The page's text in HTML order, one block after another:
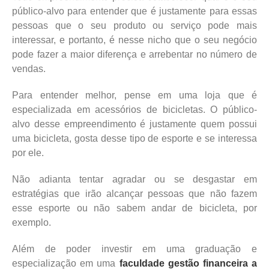
público-alvo para entender que é justamente para essas
pessoas que o seu produto ou serviço pode mais
interessar, e portanto, é nesse nicho que o seu negócio
pode fazer a maior diferença e arrebentar no número de
vendas.
Para entender melhor, pense em uma loja que é
especializada em acessórios de bicicletas. O público-
alvo desse empreendimento é justamente quem possui
uma bicicleta, gosta desse tipo de esporte e se interessa
por ele.
Não adianta tentar agradar ou se desgastar em
estratégias que irão alcançar pessoas que não fazem
esse esporte ou não sabem andar de bicicleta, por
exemplo.
Além de poder investir em uma graduação e
especialização em uma faculdade gestão financeira a